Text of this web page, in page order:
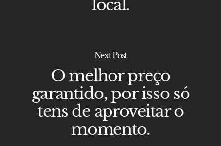
local.
Next Post
O melhor preço
garantido, por isso só
tens de aproveitar o
momento.